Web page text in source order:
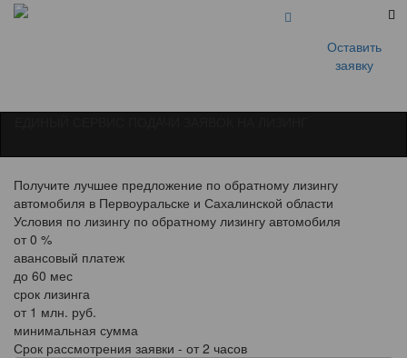
Оставить
заявку
Получите лучшее предложение по обратному лизингу
автомобиля в Первоуральске и Сахалинской области
Условия по лизингу по обратному лизингу автомобиля
от 0 %
авансовый платеж
до 60 мес
срок лизинга
от 1 млн. руб.
минимальная сумма
Срок рассмотрения заявки - от 2 часов